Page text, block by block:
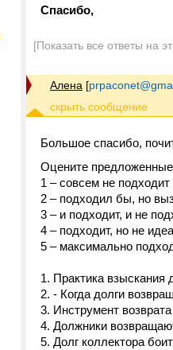
Спасибо,
[Показать все ответы на
Алена [
Большое спасибо,
Оцените
1 – совсем не
2 – подходил бы, но
3 – и подходит, и не
4 – подходит, но не
5 – максимально
1. Практика взыскания
2. - Когда долги
3. Инструмент
4. Должники
5. Долг коллектора